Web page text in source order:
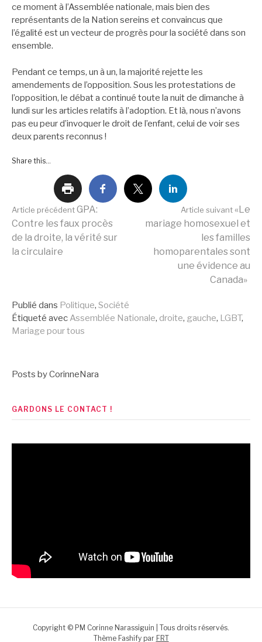
ce moment à l’Assemblée nationale, mais bien des
représentants de la Nation sereins et convaincus que
l’égalité est un vecteur de progrès pour la société dans son
ensemble.
Pendant ce temps, un à un, la majorité rejette les
amendements de l’opposition. Sous les protestations de
l’opposition, le débat a continué toute la nuit de dimanche à
lundi sur les articles relatifs à l’adoption. Et là, nous n’avons
pas eu peur d’invoquer le droit de l’enfant, celui de voir ses
deux parents reconnus !
Share this...
Lire
la
suite
Article précédentGPA:
Contre les faux procès
de la droite, la vérité sur
la circulaire
Article suivant «Le
mariage homosexuel et
les familles
homoparentales sont
une évidence au
Canada»
Publié dans Politique, Société
Étiqueté avec Assemblée Nationale, droite, gauche, LGBT,
Mariage pour tous
Posts by CorinneNara
GARDONS LE CONTACT !
Copyright © PM Corinne Narassiguin | Tous droits réservés.
Thème Fashify par FRT